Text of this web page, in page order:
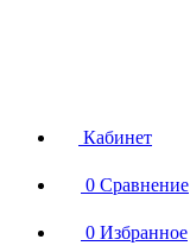
Кабинет
0 Сравнение
0 Избранное